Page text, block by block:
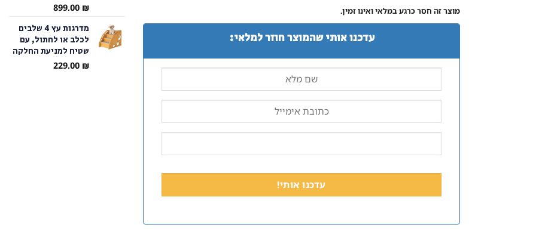
מוצר זה חסר כרגע במלאי ואינו זמין.
עדכנו אותי שהמוצר חוזר למלאי:
899.00 ₪
מדרגות עץ 4 שלבים
לכלב או לחתול, עם
שטיח למניעת החלקה
229.00 ₪